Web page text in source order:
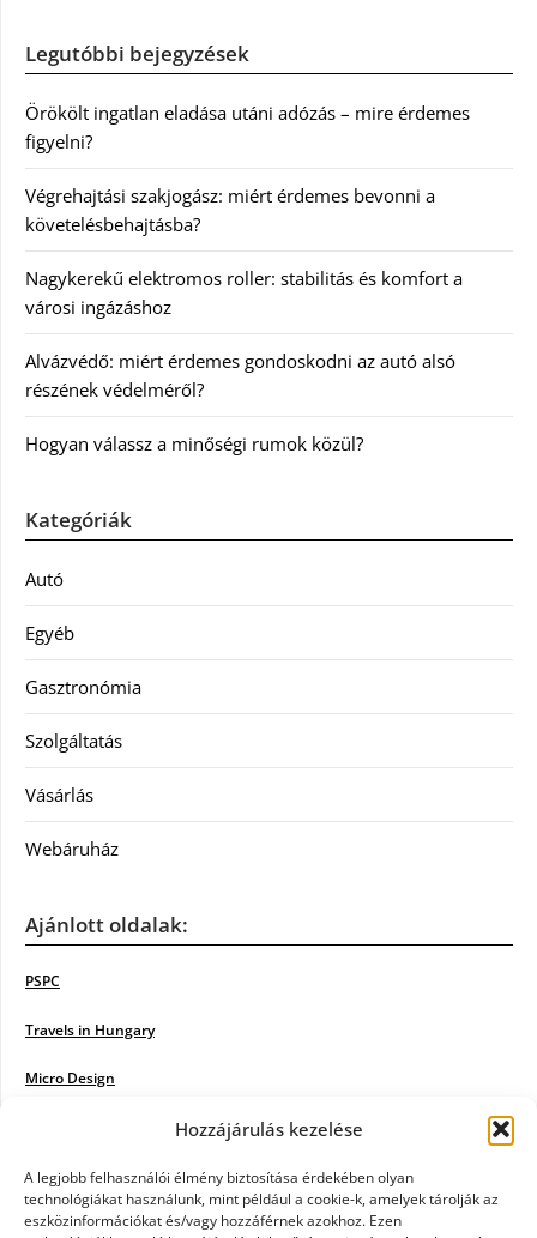
Hozzájárulás kezelése
A legjobb felhasználói élmény biztosítása érdekében olyan
technológiákat használunk, mint például a cookie-k, amelyek tárolják az
eszközinformációkat és/vagy hozzáférnek azokhoz. Ezen
Legutóbbi bejegyzések
Örökölt ingatlan eladása utáni adózás – mire érdemes
figyelni?
Végrehajtási szakjogász: miért érdemes bevonni a
követelésbehajtásba?
Nagykerekű elektromos roller: stabilitás és komfort a
városi ingázáshoz
Alvázvédő: miért érdemes gondoskodni az autó alsó
részének védelméről?
Hogyan válassz a minőségi rumok közül?
Kategóriák
Autó
Egyéb
Gasztronómia
Szolgáltatás
Vásárlás
Webáruház
Ajánlott oldalak:
PSPC
Travels in Hungary
Micro Design
Poiwiki
Öntözőrendszer